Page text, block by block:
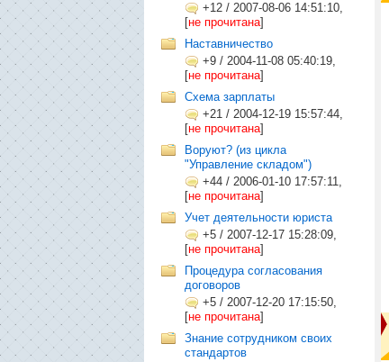
+12 / 2007-08-06 14:51:10,
[не прочитана]
Наставничество
+9 / 2004-11-08 05:40:19,
[не прочитана]
Схема зарплаты
+21 / 2004-12-19 15:57:44,
[не прочитана]
Воруют? (из цикла
"Управление складом")
+44 / 2006-01-10 17:57:11,
[не прочитана]
Учет деятельности юриста
+5 / 2007-12-17 15:28:09,
[не прочитана]
Процедура согласования
договоров
+5 / 2007-12-20 17:15:50,
[не прочитана]
Знание сотрудником своих
стандартов